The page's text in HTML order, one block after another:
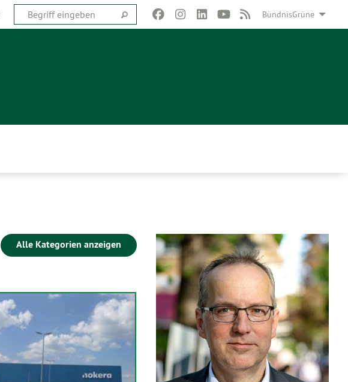
BündnisGrüne
Alle Kategorien anzeigen